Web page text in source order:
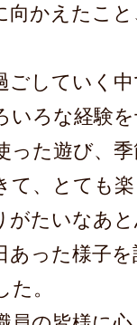
向かえたこ
ごしていく
いろな経験
った遊び、
て、とても
がたいなあ
あった様子
。